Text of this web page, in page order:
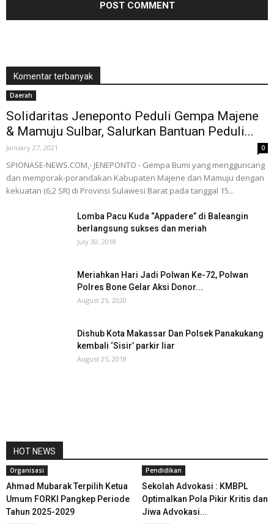
Komentar terbanyak
Daerah
Solidaritas Jeneponto Peduli Gempa Majene
& Mamuju Sulbar, Salurkan Bantuan Peduli...
January 27, 2021 0
SPIONASE-NEWS.COM,- JENEPONTO - Gempa Bumi yang mengguncang
dan memporak-porandakan Kabupaten Majene dan Mamuju dengan
kekuatan (6,2 SR) di Provinsi Sulawesi Barat pada tanggal 15...
Lomba Pacu Kuda “Appadere” di Baleangin
berlangsung sukses dan meriah
July 30, 2018
Meriahkan Hari Jadi Polwan Ke-72, Polwan
Polres Bone Gelar Aksi Donor...
August 25, 2020
Dishub Kota Makassar Dan Polsek Panakukang
kembali ‘Sisir’ parkir liar
August 25, 2018
HOT NEWS
Organisasi
Ahmad Mubarak Terpilih Ketua
Umum FORKI Pangkep Periode
Tahun 2025-2029
Pendidikan
Sekolah Advokasi : KMBPL
Optimalkan Pola Pikir Kritis dan
Jiwa Advokasi...